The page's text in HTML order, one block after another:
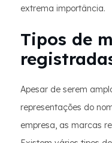
extrema importância.
Tipos de
Apesar de serem
representações do
empresa, as marcas